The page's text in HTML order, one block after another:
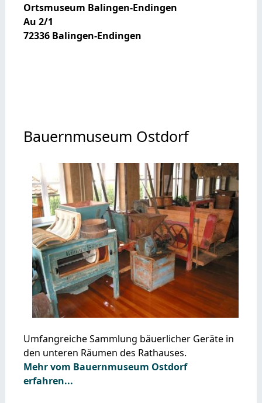
Ortsmuseum Balingen-Endingen
Au 2/1
72336 Balingen-Endingen
Bauernmuseum Ostdorf
Umfangreiche Sammlung bäuerlicher Geräte in
den unteren Räumen des Rathauses.
Mehr vom Bauernmuseum Ostdorf
erfahren...